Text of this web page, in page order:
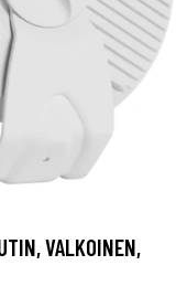
VALKOINEN,